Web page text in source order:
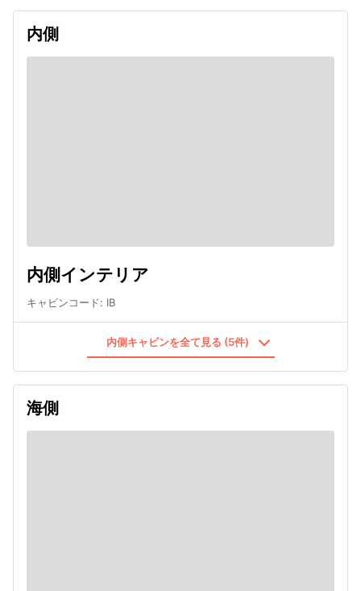
内側
内側インテリア
キャビンコード: IB
内側キャビンを全て見る (5件)
海側